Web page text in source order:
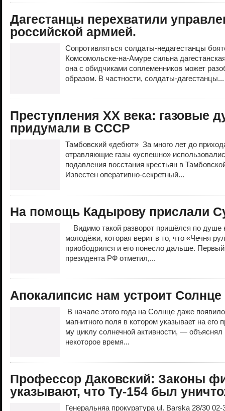
Дагестанцы перехватили
российской армией.
Сопротивляться солдаты-недагестанцы
Комсомольске-на-Амуре сильна
она с обидчиками соплеменников может
образом. В частности, солдаты-
Преступления ХХ века: газовые
придумали в СССР
Тамбовский «дебют» За много лет до
отравляющие газы «успешно»
подавления восстания крестьян в
Известен оперативно-секретный...
На помощь Кадырову прислали
Видимо такой разворот пришёлся по душе
молодёжи, которая верит в то, что «Чечня
приободрился и его понесло дальше.
президента РФ отметил,...
Апокалипсис нам устроит Солнце
В начале этого года на Солнце даже
магнитного поля в котором указывает на его
му циклу солнечной активности, —
некоторое время...
Профессор Даковский: Законы
указывают, что Ту-154 был
Генеральняа прокуратура ul. Barska 28/30